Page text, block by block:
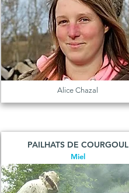
Alice Chazal
PAILHATS DE COURGOUL
Miel